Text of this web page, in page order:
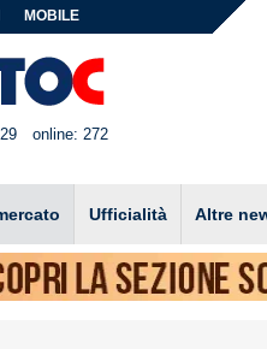
MOBILE
online: 272
Ufficialità Altre